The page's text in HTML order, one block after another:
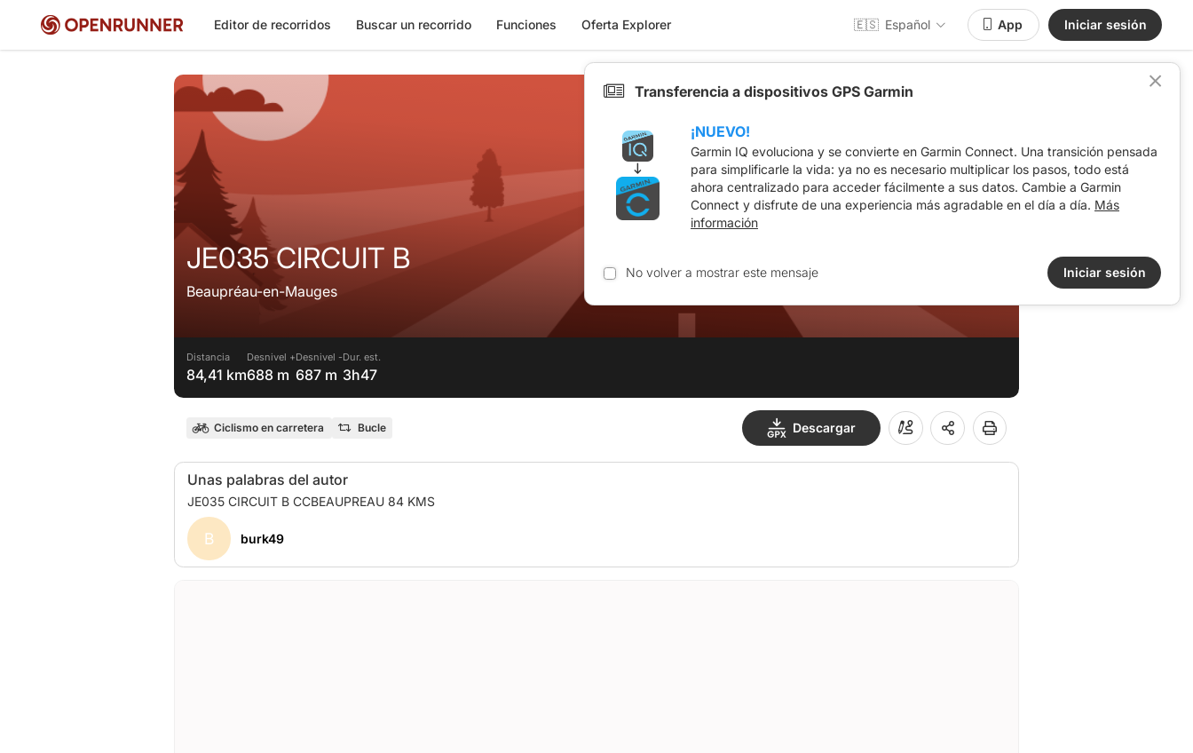
Editor de recorridos Buscar un recorrido Funciones Oferta Explorer 🇪🇸 Español App Iniciar sesión
JE035 CIRCUIT B
Beaupréau-en-Mauges
Distancia
84,41 km
Desnivel +
688 m
Desnivel -
687 m
Dur. est.
3h47
Ciclismo en carretera Bucle Descargar
Unas palabras del autor
B burk49
Transferencia a dispositivos GPS Garmin
¡NUEVO!
Garmin IQ evoluciona y se convierte en Garmin Connect. Una transición pensada
para simplificarle la vida: ya no es necesario multiplicar los pasos, todo está
ahora centralizado para acceder fácilmente a sus datos. Cambie a Garmin
Connect y disfrute de una experiencia más agradable en el día a día. Más
información
No volver a mostrar este mensaje Iniciar sesión